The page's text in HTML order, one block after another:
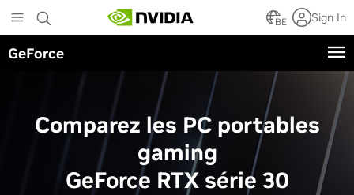
to
main
content
BE Sign In
GeForce
Comparez les PC portables
gaming
GeForce RTX série 30